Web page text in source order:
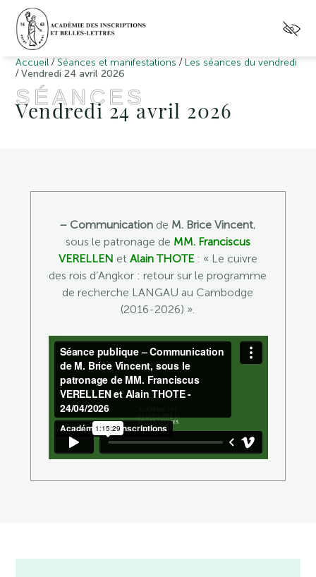
Accueil / Séances et manifestations / Les séances du vendredi
/Vendredi 24 avril 2026
SÉANCES
Vendredi 24 avril 2026
– Communication de M. Brice Vincent,
sous le patronage de MM. Franciscus
VERELLEN et Alain THOTE: « Le cuivre
des rois d’Angkor : retour sur le programme
de recherche LANGAU au Cambodge
(2016-2026) ».